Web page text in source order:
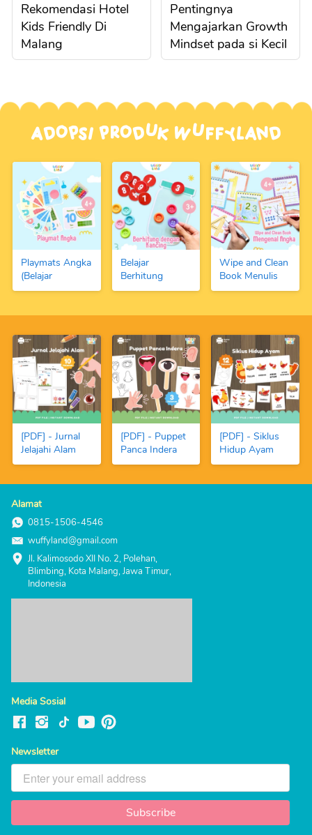
Rekomendasi Hotel
Kids Friendly Di
Malang
Pentingnya
Mengajarkan Growth
Mindset pada si Kecil
Adopsi Produk Wuffyland
Playmats Angka
(Belajar
Berhitung 1-10
Belajar
Berhitung
Dengan Kancing
dan Angka
Wipe and Clean
Book Menulis
Angka dan
(FREE Spidol
[PDF] - Jurnal
Jelajahi Alam
[PDF] - Puppet
Panca Indera
[PDF] - Siklus
Hidup Ayam
Alamat
0815-1506-4546
wuffyland@gmail.com
Jl. Kalimosodo XII No. 2, Polehan,
Blimbing, Kota Malang, Jawa Timur,
Indonesia
Media Sosial
Newsletter
`Subscribe